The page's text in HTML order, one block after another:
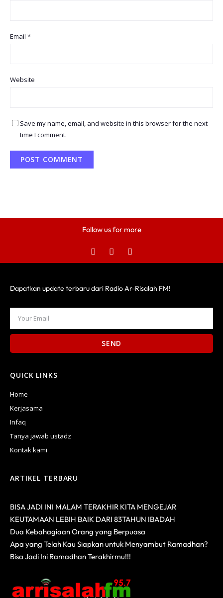
Email *
Website
Save my name, email, and website in this browser for the next
time I comment.
Follow us for more
ARTIKEL TERBARU
BISA JADI INI MALAM TERAKHIR KITA MENGEJAR
KEUTAMAAN LEBIH BAIK DARI 83TAHUN IBADAH
Dua Kebahagiaan Orang yang Berpuasa
Apa yang Telah Kau Siapkan untuk Menyambut Ramadhan?
Bisa Jadi Ini Ramadhan Terakhirmu!!!
QUICK LINKS
Home
Kerjasama
Infaq
Tanya jawab ustadz
Kontak kami
Dapatkan update terbaru dari Radio Ar-Risalah FM!
SEND